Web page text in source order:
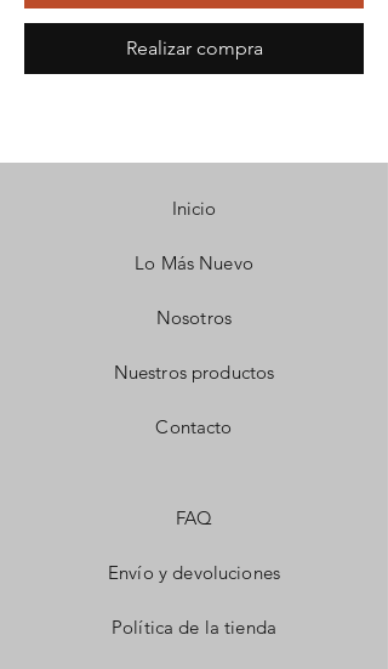
Realizar compra
Inicio
Lo Más Nuevo
Nosotros
Nuestros productos
Contacto
FAQ
Envío y devoluciones
Política de la tienda